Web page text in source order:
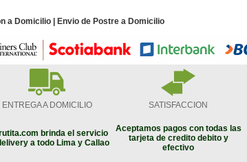
a Domicilio | Envio de Postre a Domicilio
ENTREGA A DOMICILIO SATISFACCION
brinda el servicio
a todo Lima y Callao
Aceptamos pagos con todas las
tarjeta de credito debito y
efectivo